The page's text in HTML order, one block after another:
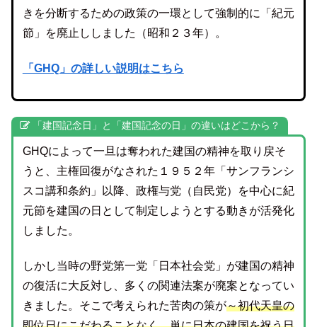
きを分断するための政策の一環として強制的に「紀元
節」を廃止ししました（昭和２３年）。
「GHQ」の詳しい説明はこちら
「建国記念日」と「建国記念の日」の違いはどこから？
GHQによって一旦は奪われた建国の精神を取り戻そ
うと、主権回復がなされた１９５２年「サンフランシ
スコ講和条約」以降、政権与党（自民党）を中心に紀
元節を建国の日として制定しようとする動きが活発化
しました。
しかし当時の野党第一党「日本社会党」が建国の精神
の復活に大反対し、多くの関連法案が廃案となってい
きました。そこで考えられた苦肉の策が～初代天皇の